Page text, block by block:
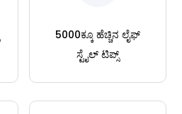
5000ಕ್ಕೂ ಹೆಚ್ಚಿನ ಲೈಫ್
ಸ್ಟೈಲ್ ಟಿಪ್ಸ್